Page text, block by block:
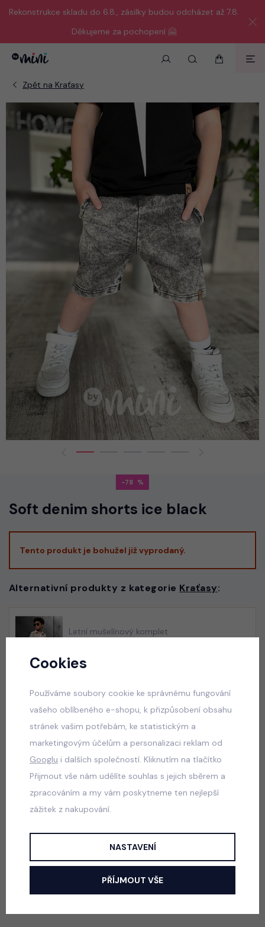
Rekonstrukce skladu do 6.8., zásilky budou odcházet až 7.8.
Děkujeme za pochopení 🤗
-78
Soft denim shorts ice black
Tento produkt je bohužel již vyprodaný.
Alternativní produkty z kategorie Kraťasy:
Letní mušelínový komplet
395 Kč
Sneakers kraťasy modré
skladem
95 Kč
BASIC kraťasy tyrkys
skladem
Popis Jak vybrat správnou velikost?
Cookies
Používáme soubory cookie ke správnému fungování
vašeho oblíbeného e-shopu, k přizpůsobení obsahu
stránek vašim potřebám, ke statistickým a
marketingovým účelům a personalizaci reklam od
Googlu i dalších společností. Kliknutím na tlačítko
Přijmout vše nám udělíte souhlas s jejich sběrem a
zpracováním a my vám poskytneme ten nejlepší
zážitek z nakupování.
NASTAVENÍ
PŘÍJMOUT VŠE